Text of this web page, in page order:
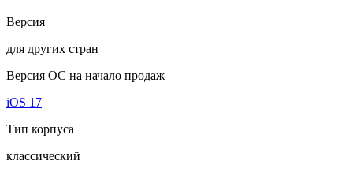
Версия
для других стран
Версия ОС на начало продаж
iOS 17
Тип корпуса
классический